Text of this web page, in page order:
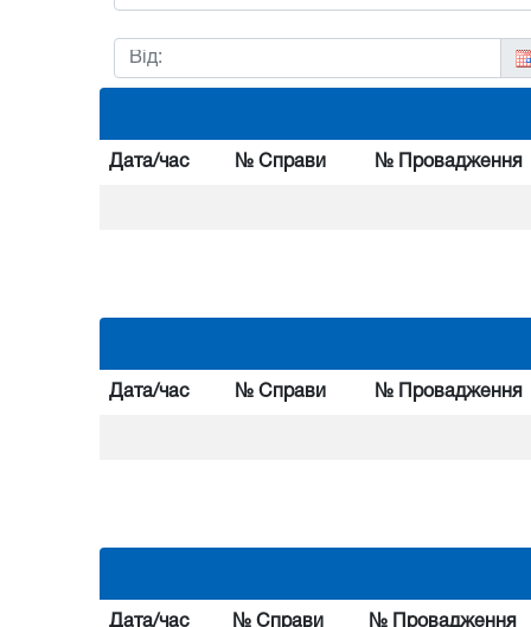
Дата/час № Справи № Провадження
Дата/час № Справи № Провадження
Дата/час № Справи № Провадження